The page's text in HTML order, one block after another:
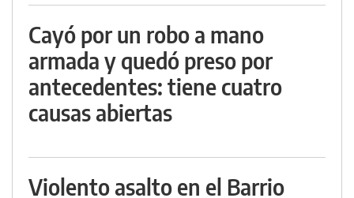
Cayó por un robo a mano
armada y quedó preso por
antecedentes: tiene cuatro
causas abiertas
Violento asalto en el Barrio